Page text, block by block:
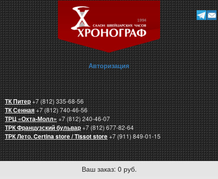
Авторизация
ТК Питер+7 (812) 335-68-56
ТК Сенная+7 (812) 740-46-56
ТРЦ «Охта-Молл»+7 (812) 240-46-07
ТРК Французский бульвар+7 (812) 677-82-64
ТРК Лето. Certina store / Tissot store+7 (911) 849-01-15
Ваш заказ: 0 руб.